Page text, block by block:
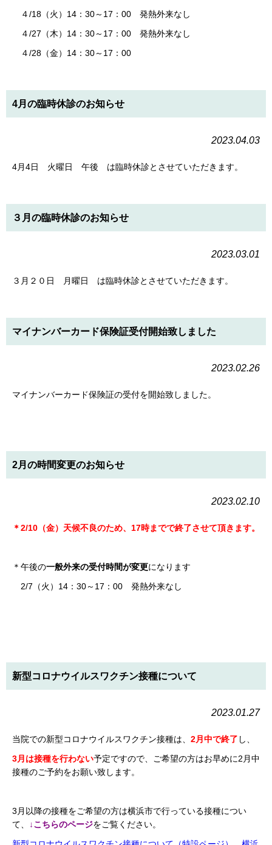
４/18（火）14：30～17：00 発熱外来なし
４/27（木）14：30～17：00 発熱外来なし
４/28（金）14：30～17：00
4月の臨時休診のお知らせ
2023.04.03
4月4日 火曜日 午後 は臨時休診とさせていただきます。
３月の臨時休診のお知らせ
2023.03.01
３月２０日 月曜日 は臨時休診とさせていただきます。
マイナンバーカード保険証受付開始致しました
2023.02.26
マイナンバーカード保険証の受付を開始致しました。
2月の時間変更のお知らせ
2023.02.10
＊2/10（金）天候不良のため、17時までで終了させて頂きます。
＊午後の一般外来の受付時間が変更になります
2/7（火）14：30～17：00 発熱外来なし
新型コロナウイルスワクチン接種について
2023.01.27
当院での新型コロナウイルスワクチン接種は、 2月中で終了 し、
3月は接種を行わない予定ですので、ご希望の方はお早めに2月中
接種のご予約をお願い致します。
3月以降の接種をご希望の方は横浜市で行っている接種につい
て、
↓こちらのページをご覧ください。